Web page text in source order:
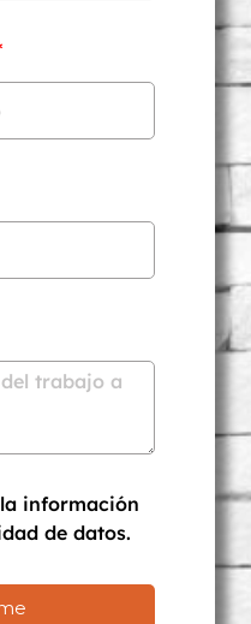
información
de datos.